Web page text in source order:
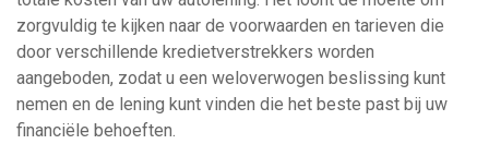
zorgvuldig te kijken naar de voorwaarden en tarieven die
door verschillende kredietverstrekkers worden
aangeboden, zodat u een weloverwogen beslissing kunt
nemen en de lening kunt vinden die het beste past bij uw
financiële behoeften.